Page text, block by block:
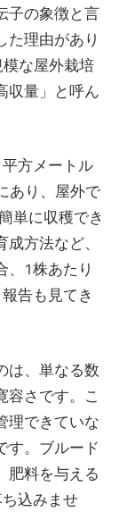
子の象徴と言
た理由があり
な屋外栽培
収量」と呼ん
方メートル
あり、屋外で
単に収穫でき
方法など、
、1株あたり
告も見てき
は、単なる数
容さです。こ
理できていな
す。ブルード
肥料を与える
込みませ